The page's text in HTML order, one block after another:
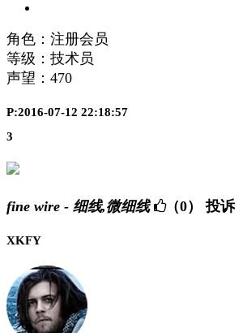
角色：注册会员
等级：技术员
声望： 470
P:2016-07-12 22:18:57
3
fine wire - 细线,微细线 （0） 投诉
XKFY